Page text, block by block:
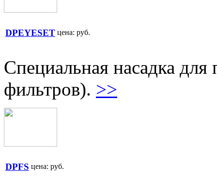
DPEYESET цена: руб.
Специальная насадка для
фильтров). >>
DPFS цена: руб.